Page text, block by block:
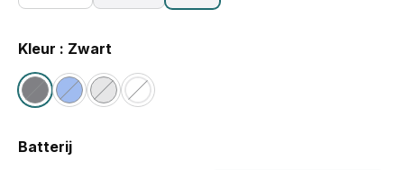
Kleur : Zwart
Batterij